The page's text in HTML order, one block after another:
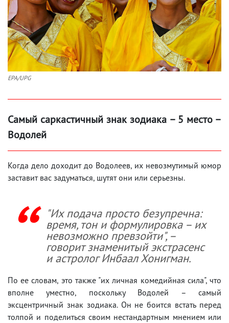
EPA/UPG
Самый саркастичный знак зодиака – 5 место –
Водолей
Когда дело доходит до Водолеев, их невозмутимый юмор
заставит вас задуматься, шутят они или серьезны.
"Их подача просто безупречна:
время, тон и формулировка – их
невозможно превзойти", –
говорит знаменитый экстрасенс
и астролог Инбаал Хонигман.
По ее словам, это также "их личная комедийная сила", что
вполне уместно, поскольку Водолей – самый
эксцентричный знак зодиака. Он не боится встать перед
толпой и поделиться своим нестандартным мнением или